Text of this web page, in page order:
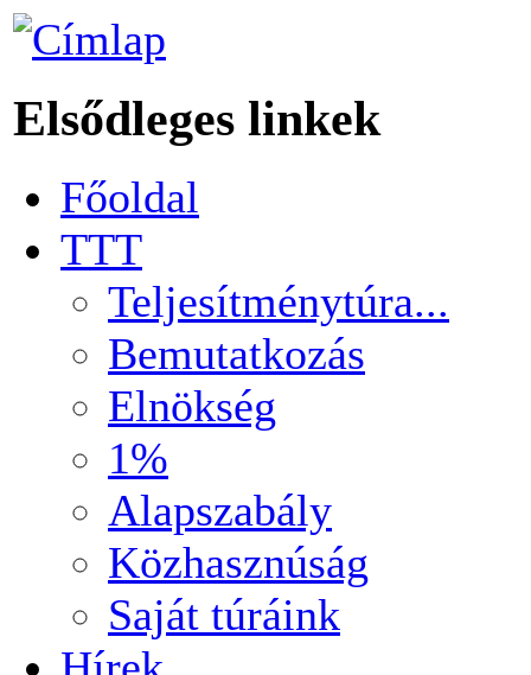
Elsődleges linkek
Főoldal
TTT
Teljesítménytúra...
Bemutatkozás
Elnökség
1%
Alapszabály
Közhasznúság
Saját túráink